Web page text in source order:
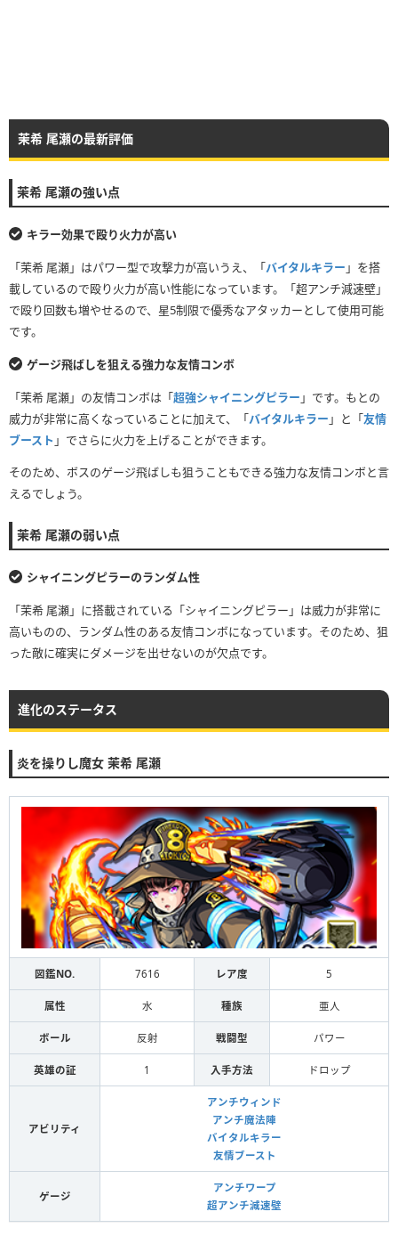
茉希 尾瀬の最新評価
茉希 尾瀬の強い点
キラー効果で殴り火力が高い
「茉希 尾瀬」はパワー型で攻撃力が高いうえ、「バイタルキラー 」を搭
載しているので殴り火力が高い性能になっています。「超アンチ減速壁」
で殴り回数も増やせるので、星5制限で優秀なアタッカーとして使用可能
です。
ゲージ飛ばしを狙える強力な友情コンボ
「茉希 尾瀬」の友情コンボは「超強シャイニングピラー 」です。もとの
威力が非常に高くなっていることに加えて、「バイタルキラー 」と「友情
ブースト 」でさらに火力を上げることができます。
そのため、ボスのゲージ飛ばしも狙うこともできる強力な友情コンボと言
えるでしょう。
茉希 尾瀬の弱い点
シャイニングピラーのランダム性
「茉希 尾瀬」に搭載されている「シャイニングピラー」は威力が非常に
高いものの、ランダム性のある友情コンボになっています。そのため、狙
った敵に確実にダメージを出せないのが欠点です。
進化のステータス
炎を操りし魔女 茉希 尾瀬
図鑑NO. 7616 レア度 5
属性 水 種族 亜人
ボール 反射 戦闘型 パワー
英雄の証 1 入手方法 ドロップ
アビリティ
アンチウィンド
アンチ魔法陣
バイタルキラー
友情ブースト
ゲージ
アンチワープ
超アンチ減速壁